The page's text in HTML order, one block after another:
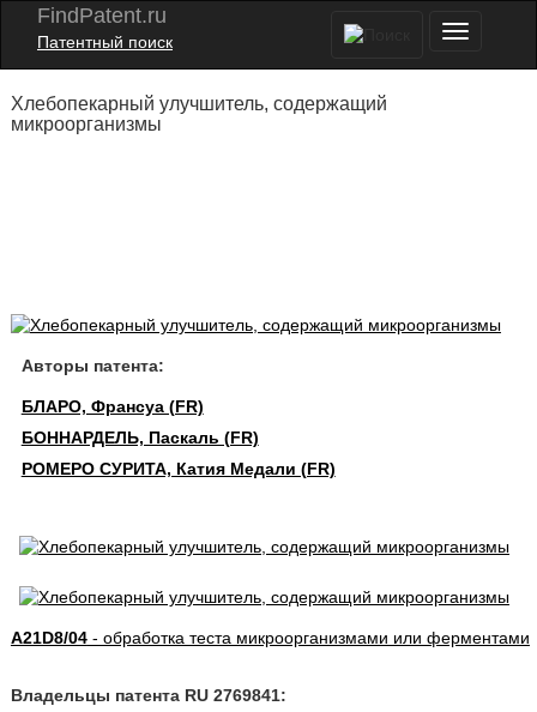
FindPatent.ru
Патентный поиск
Хлебопекарный улучшитель, содержащий
микроорганизмы
Авторы патента:
БЛАРО, Франсуа (FR)
БОННАРДЕЛЬ, Паскаль (FR)
РОМЕРО СУРИТА, Катия Медали (FR)
A21D8/04- обработка теста микроорганизмами или ферментами
Владельцы патента RU 2769841: